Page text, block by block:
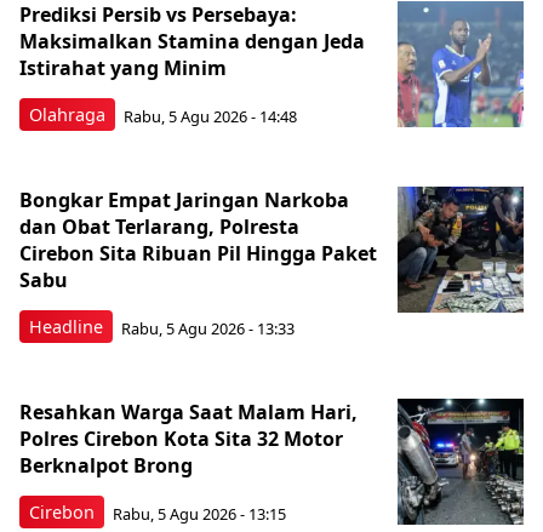
Olahraga
Prediksi Persib vs Persebaya:
Maksimalkan Stamina dengan Jeda
Istirahat yang Minim
Rabu, 5 Agu 2026 - 14:48
Headline
Bongkar Empat Jaringan Narkoba
dan Obat Terlarang, Polresta
Cirebon Sita Ribuan Pil Hingga Paket
Sabu
Rabu, 5 Agu 2026 - 13:33
Cirebon
Resahkan Warga Saat Malam Hari,
Polres Cirebon Kota Sita 32 Motor
Berknalpot Brong
Rabu, 5 Agu 2026 - 13:15